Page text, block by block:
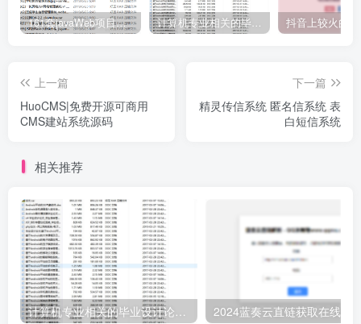
161套javaWeb项目源码免费分享 计算机专业相关的毕业设计论文合集免费下载
上一篇
HuoCMS|免费开源可商用
CMS建站系统源码
下一篇
精灵传信系统 匿名信系统 表
白短信系统
相关推荐
计算机专业相关的毕业设计论文合集免费下载